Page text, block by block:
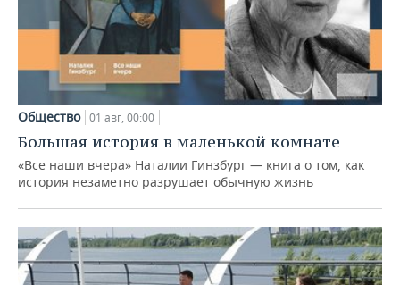
Общество 01 авг, 00:00
Большая история в маленькой комнате
«Все наши вчера» Наталии Гинзбург — книга о том, как
история незаметно разрушает обычную жизнь